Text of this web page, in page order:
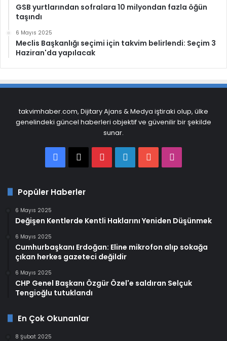
GSB yurtlarından sofralara 10 milyondan fazla öğün
taşındı
6 Mayıs 2025
Meclis Başkanlığı seçimi için takvim belirlendi: Seçim 3
Haziran'da yapılacak
takvimhaber.com, Dijitary Ajans & Medya iştiraki olup, ülke
genelindeki güncel haberleri objektif ve güvenilir bir şekilde
sunar.
Facebook
X PinterestLinkedInYouTube
Popüler Haberler
6 Mayıs 2025
Değişen Kentlerde Kentli Haklarını Yeniden Düşünmek
6 Mayıs 2025
Cumhurbaşkanı Erdoğan: Eline mikrofon alıp sokağa
çıkan herkes gazeteci değildir
6 Mayıs 2025
CHP Genel Başkanı Özgür Özel'e saldıran Selçuk
Tengioğlu tutuklandı
En Çok Okunanlar
8 Şubat 2025